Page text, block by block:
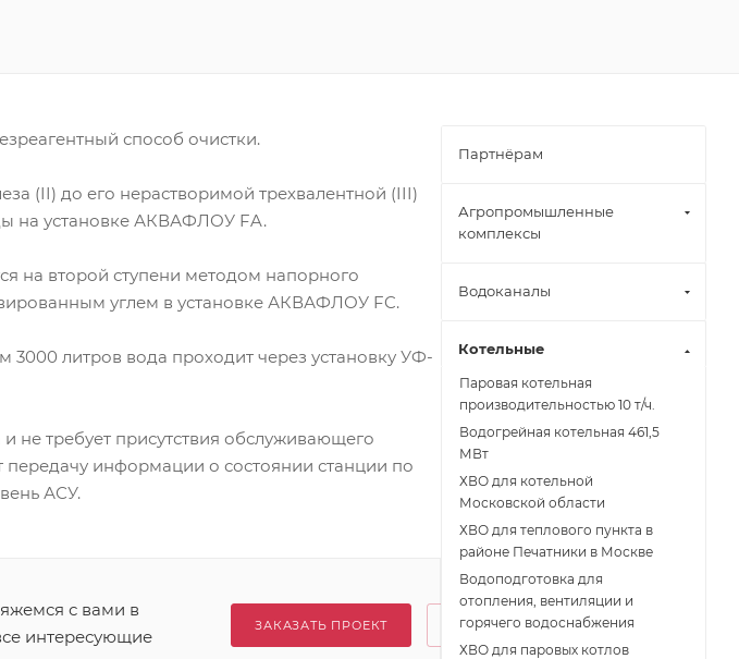
способ очистки.
(II) до его нерастворимой трехвалентной (III)
на установке АКВАФЛОУ FA.
на второй ступени методом напорного
углем в установке АКВАФЛОУ FC.
литров вода проходит через установку УФ-
не требует присутствия обслуживающего
передачу информации о состоянии станции по
АСУ.
с вами в
интересующие
ЗАКАЗАТЬ ПРОЕКТ
Партнёрам
Агропромышленные
комплексы
Водоканалы
Котельные
Паровая котельная
производительностью 10 т/ч.
Водогрейная котельная 461,5
МВт
ХВО для котельной
Московской области
ХВО для теплового пункта в
районе Печатники в Москве
Водоподготовка для
отопления, вентиляции и
горячего водоснабжения
ХВО для паровых котлов